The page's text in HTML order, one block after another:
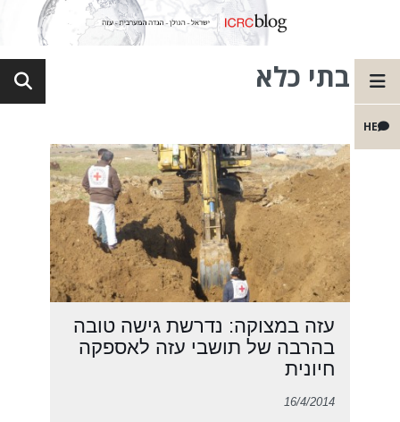
HE
בתי כלא
עזה במצוקה: נדרשת גישה טובה
בהרבה של תושבי עזה לאספקה
חיונית
16/4/2014